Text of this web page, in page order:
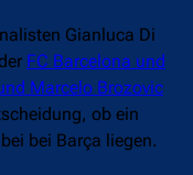
Gianluca Di
FC Barcelona und
Marcelo Brozovic
ob ein
bei Barça liegen.